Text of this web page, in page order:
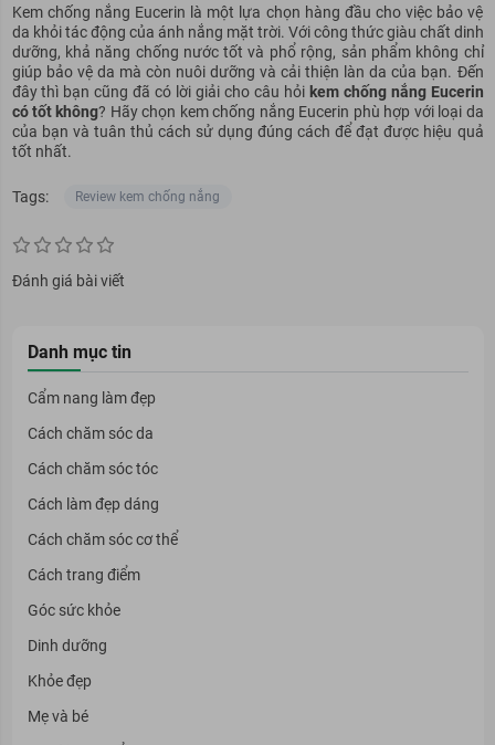
Kem chống nắng Eucerin là một lựa chọn hàng đầu cho việc bảo vệ
da khỏi tác động của ánh nắng mặt trời. Với công thức giàu chất dinh
dưỡng, khả năng chống nước tốt và phổ rộng, sản phẩm không chỉ
giúp bảo vệ da mà còn nuôi dưỡng và cải thiện làn da của bạn. Đến
đây thì bạn cũng đã có lời giải cho câu hỏi kem chống nắng Eucerin
có tốt không? Hãy chọn kem chống nắng Eucerin phù hợp với loại da
của bạn và tuân thủ cách sử dụng đúng cách để đạt được hiệu quả
tốt nhất.
Tags: Review kem chống nắng
Đánh giá bài viết
Danh mục tin
Cẩm nang làm đẹp
Cách chăm sóc da
Cách chăm sóc tóc
Cách làm đẹp dáng
Cách chăm sóc cơ thể
Cách trang điểm
Góc sức khỏe
Dinh dưỡng
Khỏe đẹp
Mẹ và bé